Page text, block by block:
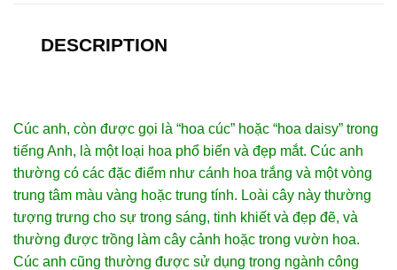
DESCRIPTION
Cúc anh, còn được gọi là “hoa cúc” hoặc “hoa daisy” trong
tiếng Anh, là một loại hoa phổ biến và đẹp mắt. Cúc anh
thường có các đặc điểm như cánh hoa trắng và một vòng
trung tâm màu vàng hoặc trung tính. Loài cây này thường
tượng trưng cho sự trong sáng, tinh khiết và đẹp đẽ, và
thường được trồng làm cây cảnh hoặc trong vườn hoa.
Cúc anh cũng thường được sử dụng trong ngành công